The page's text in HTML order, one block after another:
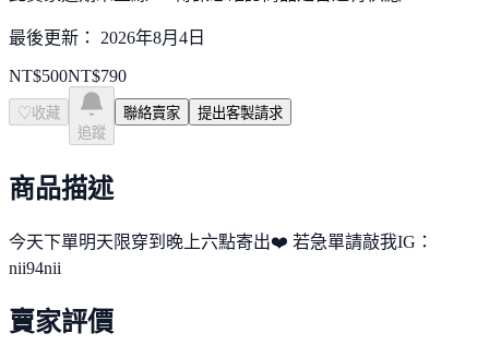
最後更新： 2026年8月4日
NT$500NT$790
♡ 收藏
追蹤
聯絡賣家 提出客製請求
商品描述
今天下單明天限穿到晚上六點寄出❤️ 若急單請敲我IG：
nii94nii
賣家評價